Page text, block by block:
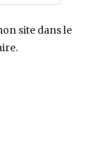
site dans le